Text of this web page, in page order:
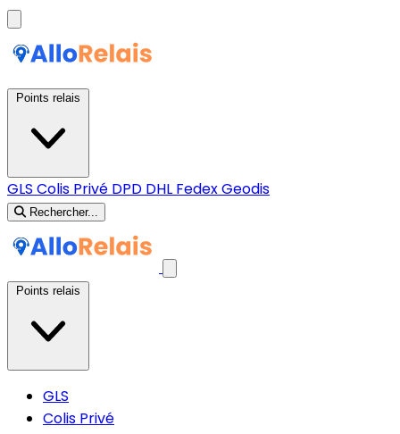
GLS Colis Privé DPD DHL FedexGeodis
Rechercher...
GLS
Colis Privé